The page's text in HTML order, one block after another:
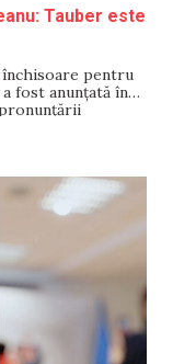
Tauber este
închisoare pentru
fost anunțată în
Chișinău,